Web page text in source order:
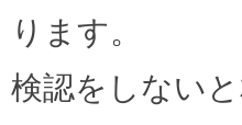
ります。
検認をしない